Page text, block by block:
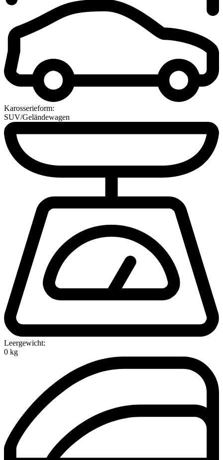
Karosserieform:
SUV/Geländewagen
Leergewicht:
0 kg